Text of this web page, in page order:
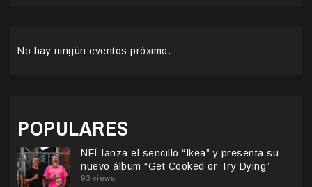
No hay ningún eventos próximo.
POPULARES
NFÏ lanza el sencillo “Ikea” y presenta su
nuevo álbum “Get Cooked or Try Dying”
93 views